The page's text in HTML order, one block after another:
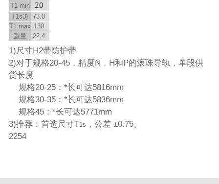
T1 min 20
T1s3)
73.0
T1 max 130
重量
22.4
1)尺寸H2带防护带
2)对于规格20-45，精度N，H和P的滚珠导轨，单段供
货长度
规格20-25：*长可达5816mm
规格30-35：*长可达5836mm
规格45：*长可达5771mm
3)推荐：首选尺寸T1s ，公差 ±0.75。
2254